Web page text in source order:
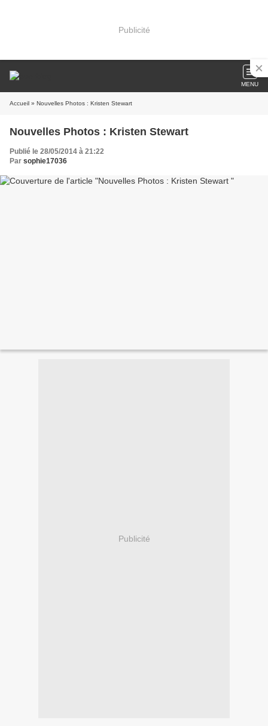
Publicité
MENU
Accueil » Nouvelles Photos : Kristen Stewart
Nouvelles Photos : Kristen Stewart
Publié le 28/05/2014 à 21:22
Par sophie17036
Publicité